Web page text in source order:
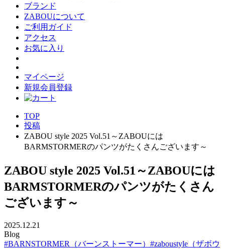
ブランド
ZABOUについて
ご利用ガイド
アクセス
お気に入り
マイページ
新規会員登録
TOP
投稿
ZABOU style 2025 Vol.51～ZABOUには
BARMSTORMERのパンツがたくさんございます～
ZABOU style 2025 Vol.51～ZABOUには
BARMSTORMERのパンツがたくさん
ございます～
2025.12.21
Blog
#BARNSTORMER（バーンストーマー） #zaboustyle（ザボウ